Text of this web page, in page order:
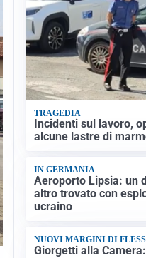
TRAGEDIA
Incidenti sul lavoro,
alcune lastre di
IN GERMANIA
Aeroporto Lipsia: un
altro trovato con
ucraino
NUOVI MARGINI DI
Giorgetti alla